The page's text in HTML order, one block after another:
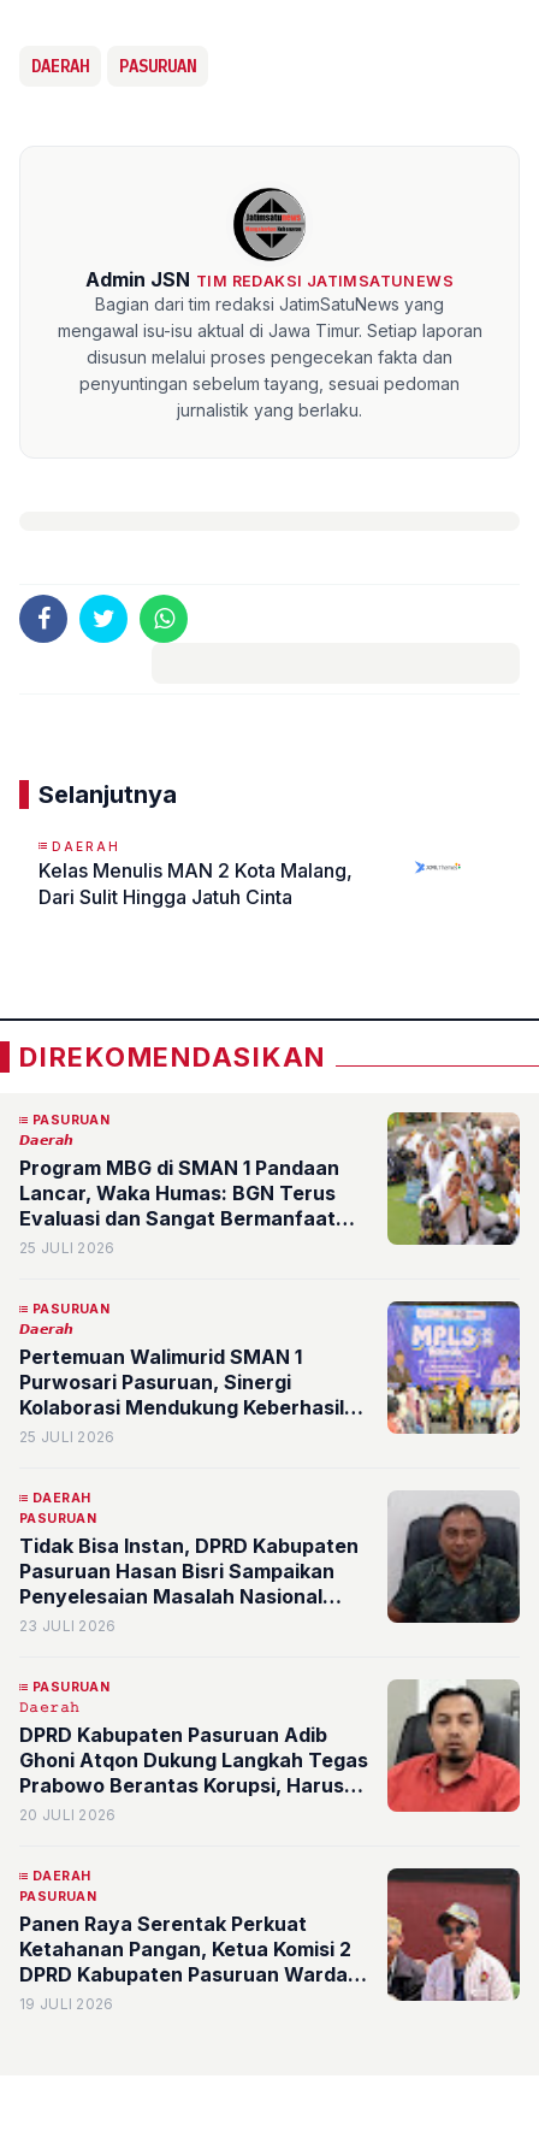
DAERAH PASURUAN
Admin JSN TIM REDAKSI JATIMSATUNEWS
Bagian dari tim redaksi JatimSatuNews yang
mengawal isu-isu aktual di Jawa Timur. Setiap laporan
disusun melalui proses pengecekan fakta dan
penyuntingan sebelum tayang, sesuai pedoman
jurnalistik yang berlaku.
Selanjutnya
DAERAH
Kelas Menulis MAN 2 Kota Malang,
Dari Sulit Hingga Jatuh Cinta
DIREKOMENDASIKAN
PASURUAN
𝘿𝙖𝙚𝙧𝙖𝙝
Program MBG di SMAN 1 Pandaan
Lancar, Waka Humas: BGN Terus
Evaluasi dan Sangat Bermanfaat
bagi Siswa
25 JULI 2026
PASURUAN
𝘿𝙖𝙚𝙧𝙖𝙝
Pertemuan Walimurid SMAN 1
Purwosari Pasuruan, Sinergi
Kolaborasi Mendukung Keberhasilan
Siswa
25 JULI 2026
DAERAH
PASURUAN
Tidak Bisa Instan, DPRD Kabupaten
Pasuruan Hasan Bisri Sampaikan
Penyelesaian Masalah Nasional
Harus Dikawal Bersama
23 JULI 2026
PASURUAN
𝙳𝚊𝚎𝚛𝚊𝚑
DPRD Kabupaten Pasuruan Adib
Ghoni Atqon Dukung Langkah Tegas
Prabowo Berantas Korupsi, Harus
Ditindak Memang
20 JULI 2026
DAERAH
PASURUAN
Panen Raya Serentak Perkuat
Ketahanan Pangan, Ketua Komisi 2
DPRD Kabupaten Pasuruan Wardana
Sampaikan Modernisasi Pertanian
19 JULI 2026